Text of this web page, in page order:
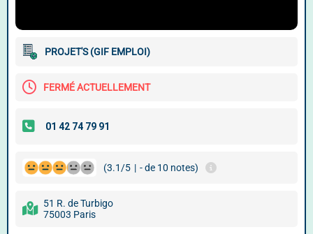
PROJET'S (GIF EMPLOI)
FERMÉ ACTUELLEMENT
(3.1/5 | - de 10 notes)
51 R. de Turbigo
75003 Paris